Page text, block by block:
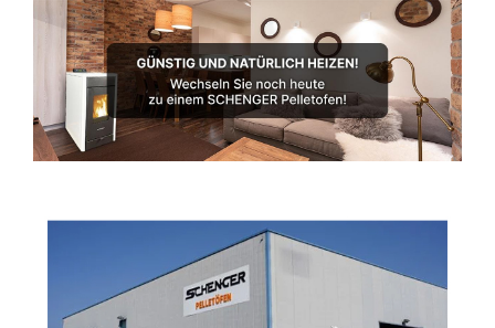
WARENKORB
PRODUCTS
SEARCH